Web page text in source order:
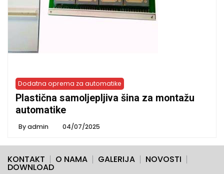
Dodatna oprema za automatike
Plastična samoljepljiva šina za montažu
automatike
Byadmin 04/07/2025
KONTAKT O NAMA GALERIJA NOVOSTI
DOWNLOAD